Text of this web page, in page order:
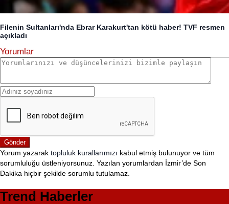
Filenin Sultanları'nda Ebrar Karakurt'tan kötü haber! TVF resmen
açıkladı
Yorumlar
Gönder
Yorum yazarak topluluk kurallarımızı kabul etmiş bulunuyor ve tüm
sorumluluğu üstleniyorsunuz. Yazılan yorumlardan İzmir’de Son
Dakika hiçbir şekilde sorumlu tutulamaz.
Trend Haberler